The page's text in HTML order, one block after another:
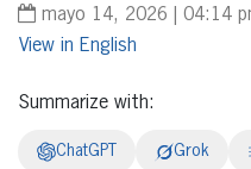
mayo 14, 2026 | 04:14
English
Summarize with:
ChatGPT Grok